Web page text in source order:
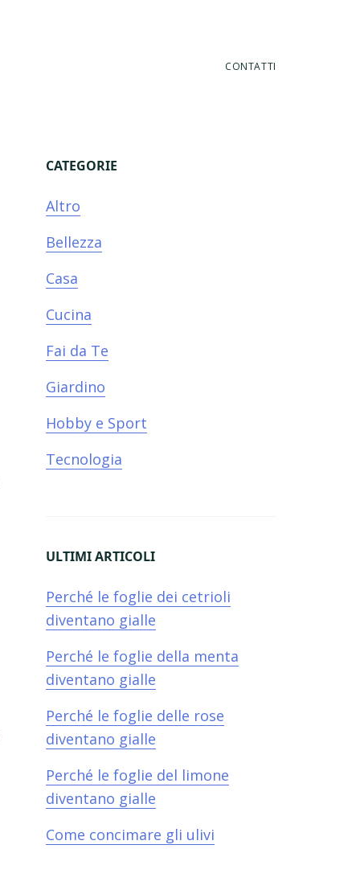
CONTATTI
Primary
Sidebar
CATEGORIE
Altro
Bellezza
Casa
Cucina
Fai da Te
Giardino
Hobby e Sport
Tecnologia
ULTIMI ARTICOLI
Perché le foglie dei cetrioli
diventano gialle​
Perché le foglie della menta
diventano gialle​
Perché le foglie delle rose
diventano gialle​
Perché le foglie del limone
diventano gialle​
Come concimare gli ulivi